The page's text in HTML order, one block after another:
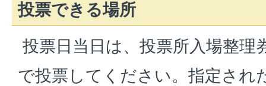
投票できる場所
投票日当日は、投票所入場整理
で投票してください。指定され